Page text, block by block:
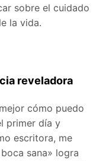
sobre el cuidado
la vida.
reveladora
cómo puedo
primer día y
escritora, me
sana» logra